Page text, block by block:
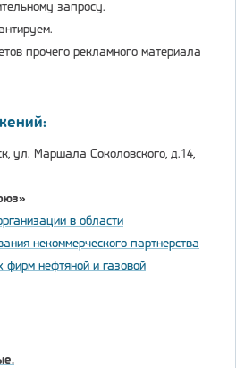
запросу.
прочего рекламного материала
ул. Маршала Соколовского, д.14,
в области
некоммерческого партнерства
фирм нефтяной и газовой